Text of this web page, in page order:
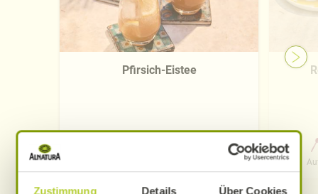
Zustimmung Details Über Cookies
Pfirsich-Eistee
0 Std. 15 Min.